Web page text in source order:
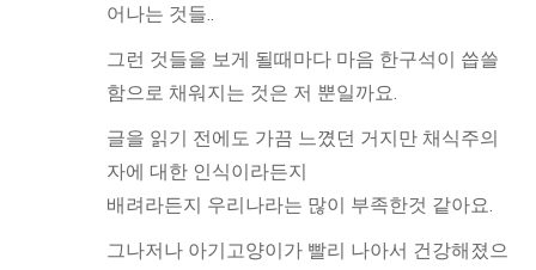
어나는 것들..
그런 것들을 보게 될때마다 마음 한구석이 씁쓸
함으로 채워지는 것은 저 뿐일까요.
글을 읽기 전에도 가끔 느꼈던 거지만 채식주의
자에 대한 인식이라든지
배려라든지 우리나라는 많이 부족한것 같아요.
그나저나 아기고양이가 빨리 나아서 건강해졌으